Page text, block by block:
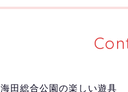
海田総合公園の楽しい遊具